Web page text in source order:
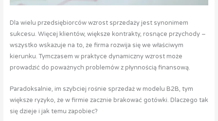
Dla wielu przedsiębiorców wzrost sprzedaży jest synonimem
sukcesu. Więcej klientów, większe kontrakty, rosnące przychody –
wszystko wskazuje na to, że firma rozwija się we właściwym
kierunku. Tymczasem w praktyce dynamiczny wzrost może
prowadzić do poważnych problemów z płynnością finansową.
Paradoksalnie, im szybciej rośnie sprzedaż w modelu B2B, tym
większe ryzyko, że w firmie zacznie brakować gotówki. Dlaczego tak
się dzieje i jak temu zapobiec?